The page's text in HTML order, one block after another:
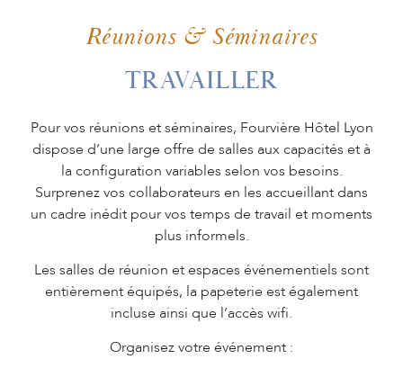
VOTRE
ÉVÈNEMENT
COFFRET
CADEAU
Réunions & Séminaires
TRAVAILLER
Pour vos réunions et séminaires, Fourvière Hôtel Lyon
dispose d’une large offre de salles aux capacités et à
la configuration variables selon vos besoins.
Surprenez vos collaborateurs en les accueillant dans
un cadre inédit pour vos temps de travail et moments
plus informels.
Les salles de réunion et espaces événementiels sont
entièrement équipés, la papeterie est également
incluse ainsi que l’accès wifi.
Organisez votre événement :